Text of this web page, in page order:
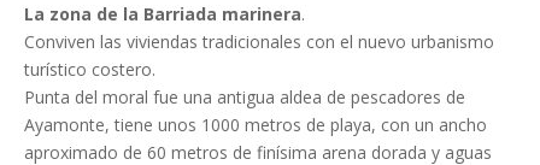
La zona de la Barriada marinera.
Conviven las viviendas tradicionales con el nuevo urbanismo
turístico costero.
Punta del moral fue una antigua aldea de pescadores de
Ayamonte, tiene unos 1000 metros de playa, con un ancho
aproximado de 60 metros de finísima arena dorada y aguas